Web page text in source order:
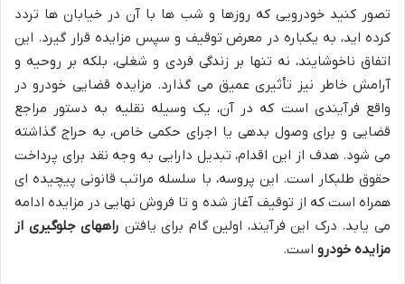
تصور کنید خودرویی که روزها و شب ها با آن در خیابان ها تردد
کرده اید، به یکباره در معرض توقیف و سپس مزایده قرار گیرد. این
اتفاق ناخوشایند، نه تنها بر زندگی فردی و شغلی، بلکه بر روحیه و
آرامش خاطر نیز تأثیری عمیق می گذارد. مزایده قضایی خودرو در
واقع فرآیندی است که در آن، یک وسیله نقلیه به دستور مراجع
قضایی و برای وصول بدهی یا اجرای حکمی خاص، به حراج گذاشته
می شود. هدف از این اقدام، تبدیل دارایی به وجه نقد برای پرداخت
حقوق طلبکار است. این پروسه، با سلسله مراتب قانونی پیچیده ای
همراه است که از توقیف آغاز شده و تا فروش نهایی در مزایده ادامه
می یابد. درک این فرآیند، اولین گام برای یافتن راههای جلوگیری از
مزایده خودرو است.